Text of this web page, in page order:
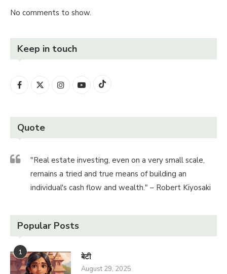
No comments to show.
Keep in touch
Quote
"Real estate investing, even on a very small scale,
remains a tried and true means of building an
individual's cash flow and wealth." – Robert Kiyosaki
Popular Posts
1 बेटी
August 29, 2025